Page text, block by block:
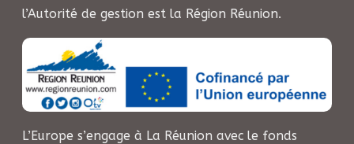
l’Autorité de gestion est la Région Réunion.
L’Europe s’engage à La Réunion avec le fonds